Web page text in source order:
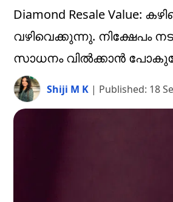
Diamond Resale Value:
വഴിവെക്കുന്നു. നിക്ഷേപം
സാധനം വില്‍ക്കാന്‍
Shiji M K | Published: 18